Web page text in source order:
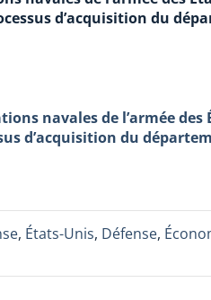
d’acquisition du
navales de l’armée
d’acquisition du
, États-Unis, Défense,